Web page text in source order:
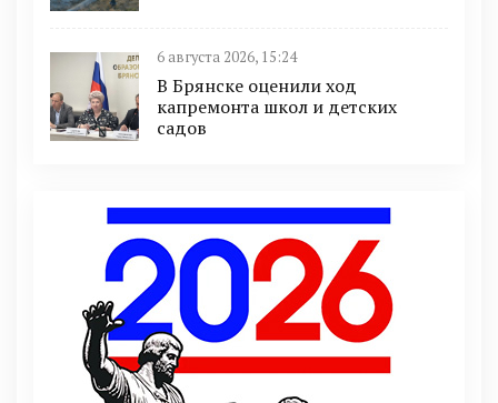
6 августа 2026, 15:24
В Брянске оценили ход
капремонта школ и детских
садов